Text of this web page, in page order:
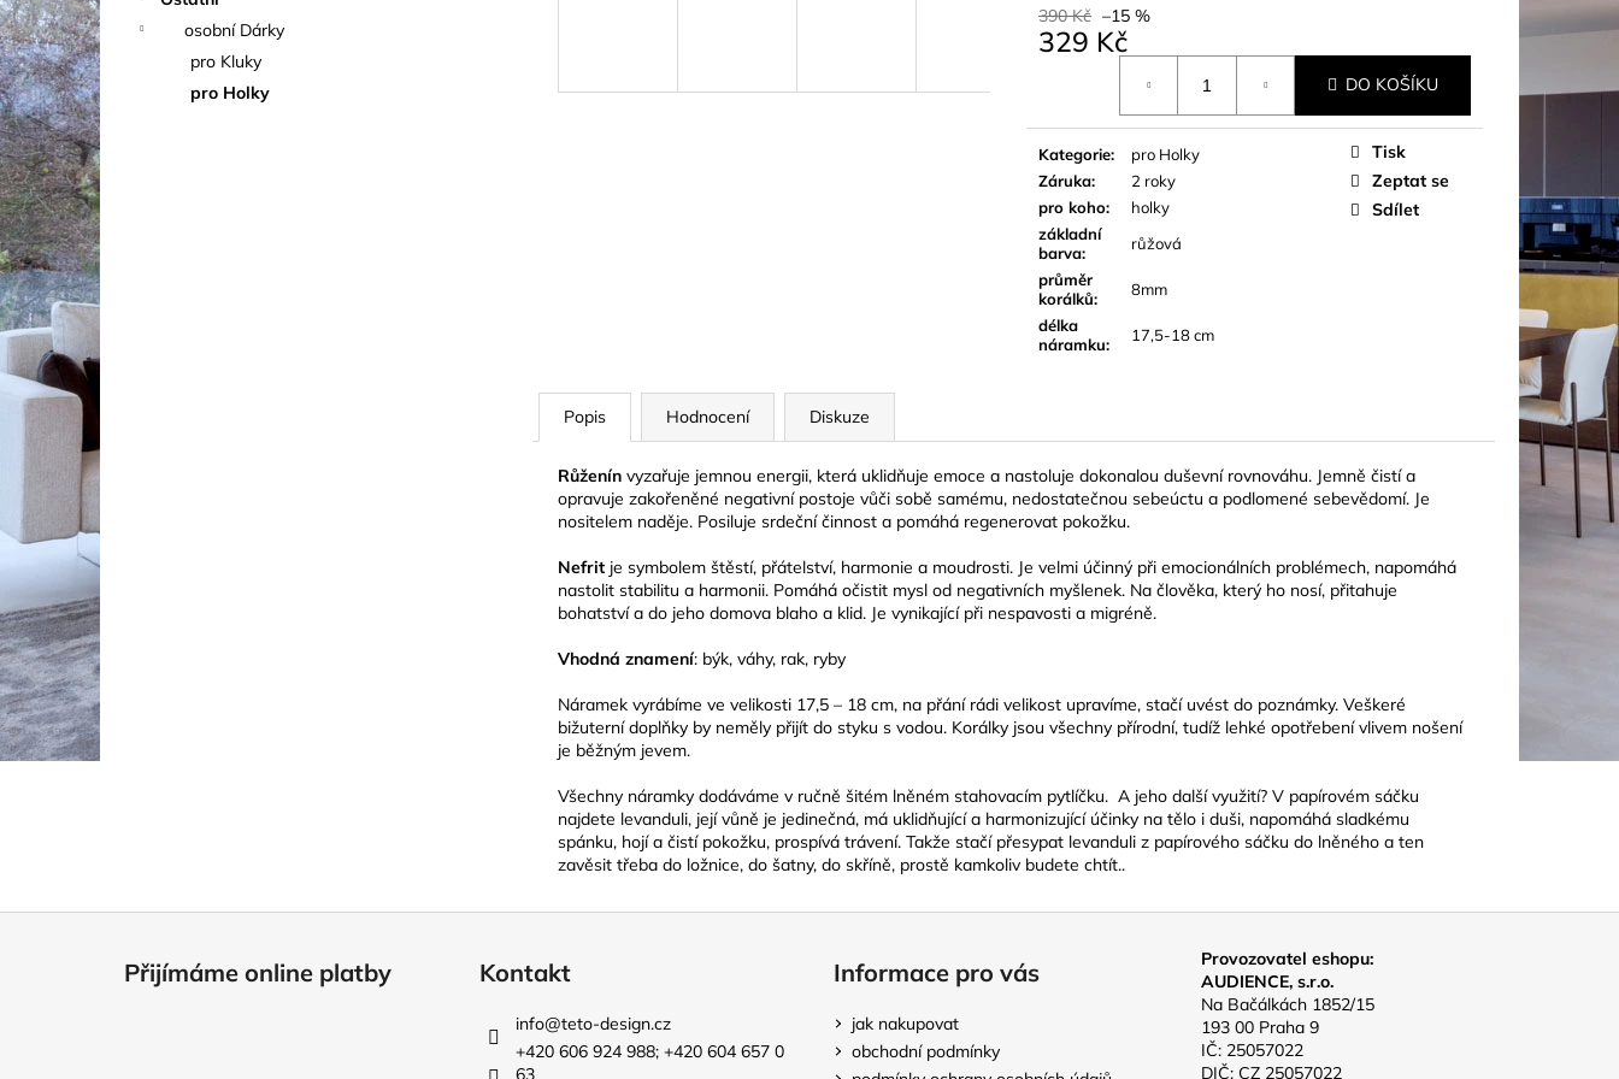
l
osobní Dárky
pro Kluky
pro Holky
390 Kč –15 %
329 Kč
DO KOŠÍKU
Kategorie:
pro Holky
Záruka:
2 roky
pro koho:
holky
základní
barva:
růžová
průměr
korálků:
8mm
délka
náramku: 17,5-18 cm
Tisk
Zeptat se
Sdílet
Popis Hodnocení Diskuze
Růženín vyzařuje jemnou energii, která uklidňuje emoce a nastoluje dokonalou duševní rovnováhu. Jemně čistí a
opravuje zakořeněné negativní postoje vůči sobě samému, nedostatečnou sebeúctu a podlomené sebevědomí. Je
nositelem naděje. Posiluje srdeční činnost a pomáhá regenerovat pokožku.
Nefrit je symbolem štěstí, přátelství, harmonie a moudrosti. Je velmi účinný při emocionálních problémech, napomáhá
nastolit stabilitu a harmonii. Pomáhá očistit mysl od negativních myšlenek. Na člověka, který ho nosí, přitahuje
bohatství a do jeho domova blaho a klid. Je vynikající při nespavosti a migréně.
Vhodná znamení: býk, váhy, rak, ryby
Náramek vyrábíme ve velikosti 17,5 – 18 cm, na přání rádi velikost upravíme, stačí uvést do poznámky. Veškeré
bižuterní doplňky by neměly přijít do styku s vodou. Korálky jsou všechny přírodní, tudíž lehké opotřebení vlivem nošení
je běžným jevem.
Všechny náramky dodáváme v ručně šitém lněném stahovacím pytlíčku. A jeho další využití? V papírovém sáčku
najdete levanduli, její vůně je jedinečná, má uklidňující a harmonizující účinky na tělo i duši, napomáhá sladkému
spánku, hojí a čistí pokožku, prospívá trávení. Takže stačí přesypat levanduli z papírového sáčku do lněného a ten
zavěsit třeba do ložnice, do šatny, do skříně, prostě kamkoliv budete chtít..
Přijímáme online platby Kontakt
info@teto-design.cz
+420 606 924 988; +420 604 657 0
63
Informace pro vás
jak nakupovat
obchodní podmínky
Provozovatel eshopu:
AUDIENCE, s.r.o.
Na Bačálkách 1852/15
193 00 Praha 9
IČ: 25057022
DIČ: CZ 25057022